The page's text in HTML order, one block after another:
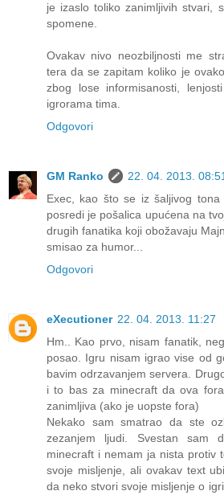
je izaslo toliko zanimljivih stvari,
spomene.
Ovakav nivo neozbiljnosti me
tera da se zapitam koliko je
zbog lose informisanosti,
igrorama tima.
Odgovori
GM Ranko
22. 04. 2013. 08:51
Exec, kao što se iz šaljivog tona
posredi je pošalica upućena na
drugih fanatika koji obožavaju
smisao za humor...
Odgovori
eXecutioner 22. 04. 2013. 11:27
Hm.. Kao prvo, nisam fanatik,
posao. Igru nisam igrao vise od
bavim odrzavanjem servera.
i to bas za minecraft da ova
zanimljiva (ako je uopste fora)
Nekako sam smatrao da ste
zezanjem ljudi. Svestan sam
minecraft i nemam ja nista protiv
svoje misljenje, ali ovakav text
da neko stvori svoje misljenje o